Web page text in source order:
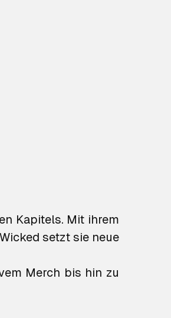
Kapitels. Mit ihrem
setzt sie neue
Merch bis hin zu